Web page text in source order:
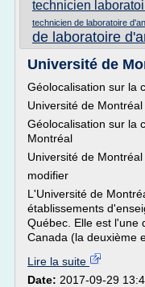
technicien
technicien de laboratoire
de laboratoire
Université de
Géolocalisation sur la
Université de Montréal
Géolocalisation sur la
Montréal
Université de Montréal
modifier
L'Université de
établissements
Québec. Elle est l'une
Canada (la deuxième
Lire la suite
Date: 2017-09-29